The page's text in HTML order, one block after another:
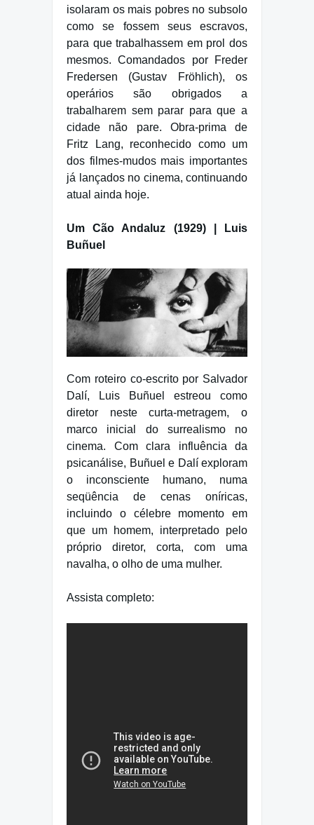
isolaram os mais pobres no subsolo
como se fossem seus escravos,
para que trabalhassem em prol dos
mesmos. Comandados por Freder
Fredersen (Gustav Fröhlich), os
operários são obrigados a
trabalharem sem parar para que a
cidade não pare. Obra-prima de
Fritz Lang, reconhecido como um
dos filmes-mudos mais importantes
já lançados no cinema, continuando
atual ainda hoje.
Um Cão Andaluz (1929) | Luis
Buñuel
Com roteiro co-escrito por Salvador
Dalí, Luis Buñuel estreou como
diretor neste curta-metragem, o
marco inicial do surrealismo no
cinema. Com clara influência da
psicanálise, Buñuel e Dalí exploram
o inconsciente humano, numa
seqüência de cenas oníricas,
incluindo o célebre momento em
que um homem, interpretado pelo
próprio diretor, corta, com uma
navalha, o olho de uma mulher.
Assista completo: